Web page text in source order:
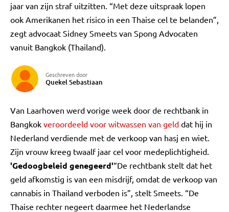
jaar van zijn straf uitzitten. “Met deze uitspraak lopen
ook Amerikanen het risico in een Thaise cel te belanden”,
zegt advocaat Sidney Smeets van Spong Advocaten
vanuit Bangkok (Thailand).
Geschreven door
Quekel Sebastiaan
Van Laarhoven werd vorige week door de rechtbank in
Bangkok veroordeeld voor witwassen van geld dat hij in
Nederland verdiende met de verkoop van hasj en wiet.
Zijn vrouw kreeg twaalf jaar cel voor medeplichtigheid.
'Gedoogbeleid genegeerd'“De rechtbank stelt dat het
geld afkomstig is van een misdrijf, omdat de verkoop van
cannabis in Thailand verboden is”, stelt Smeets. “De
Thaise rechter negeert daarmee het Nederlandse